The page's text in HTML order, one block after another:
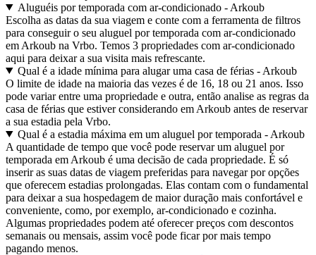
Aluguéis por temporada com ar-condicionado - Arkoub
Escolha as datas da sua viagem e conte com a ferramenta de filtros
para conseguir o seu aluguel por temporada com ar-condicionado
em Arkoub na Vrbo. Temos 3 propriedades com ar-condicionado
aqui para deixar a sua visita mais refrescante.
Qual é a idade mínima para alugar uma casa de férias - Arkoub
O limite de idade na maioria das vezes é de 16, 18 ou 21 anos. Isso
pode variar entre uma propriedade e outra, então analise as regras da
casa de férias que estiver considerando em Arkoub antes de reservar
a sua estadia pela Vrbo.
Qual é a estadia máxima em um aluguel por temporada - Arkoub
A quantidade de tempo que você pode reservar um aluguel por
temporada em Arkoub é uma decisão de cada propriedade. É só
inserir as suas datas de viagem preferidas para navegar por opções
que oferecem estadias prolongadas. Elas contam com o fundamental
para deixar a sua hospedagem de maior duração mais confortável e
conveniente, como, por exemplo, ar-condicionado e cozinha.
Algumas propriedades podem até oferecer preços com descontos
semanais ou mensais, assim você pode ficar por mais tempo
pagando menos.